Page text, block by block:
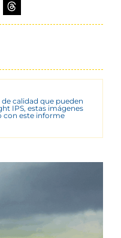
calidad que pueden
IPS, estas imágenes
con este informe